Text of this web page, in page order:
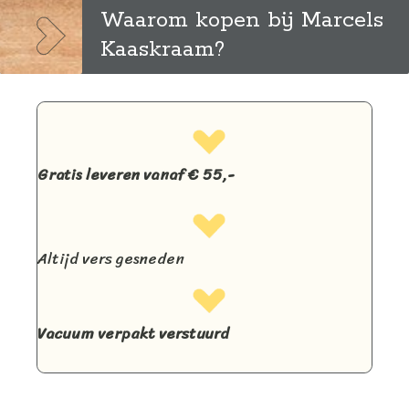
kan
de
Waarom kopen bij Marcels
Kaaskraam?
Gratis leveren vanaf € 55,-
Altijd vers gesneden
Vacuum verpakt verstuurd